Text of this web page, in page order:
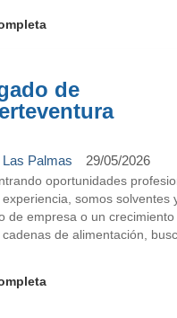
de
Las Palmas 29/05/2026
oportunidades
somos solventes
de empresa o un
de alimentación,